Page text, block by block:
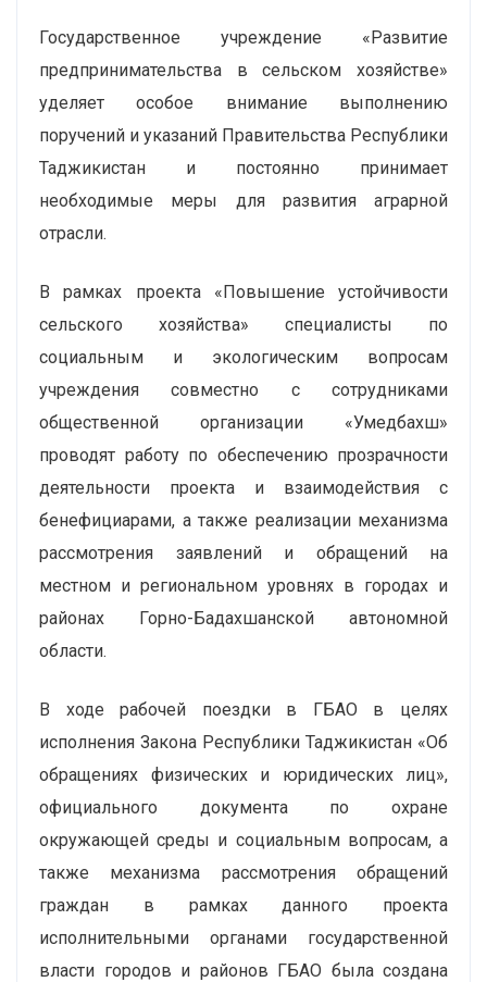
Государственное учреждение «Развитие
предпринимательства в сельском хозяйстве»
уделяет особое внимание выполнению
поручений и указаний Правительства Республики
Таджикистан и постоянно принимает
необходимые меры для развития аграрной
отрасли.
В рамках проекта «Повышение устойчивости
сельского хозяйства» специалисты по
социальным и экологическим вопросам
учреждения совместно с сотрудниками
общественной организации «Умедбахш»
проводят работу по обеспечению прозрачности
деятельности проекта и взаимодействия с
бенефициарами, а также реализации механизма
рассмотрения заявлений и обращений на
местном и региональном уровнях в городах и
районах Горно-Бадахшанской автономной
области.
В ходе рабочей поездки в ГБАО в целях
исполнения Закона Республики Таджикистан «Об
обращениях физических и юридических лиц»,
официального документа по охране
окружающей среды и социальным вопросам, а
также механизма рассмотрения обращений
граждан в рамках данного проекта
исполнительными органами государственной
власти городов и районов ГБАО была создана